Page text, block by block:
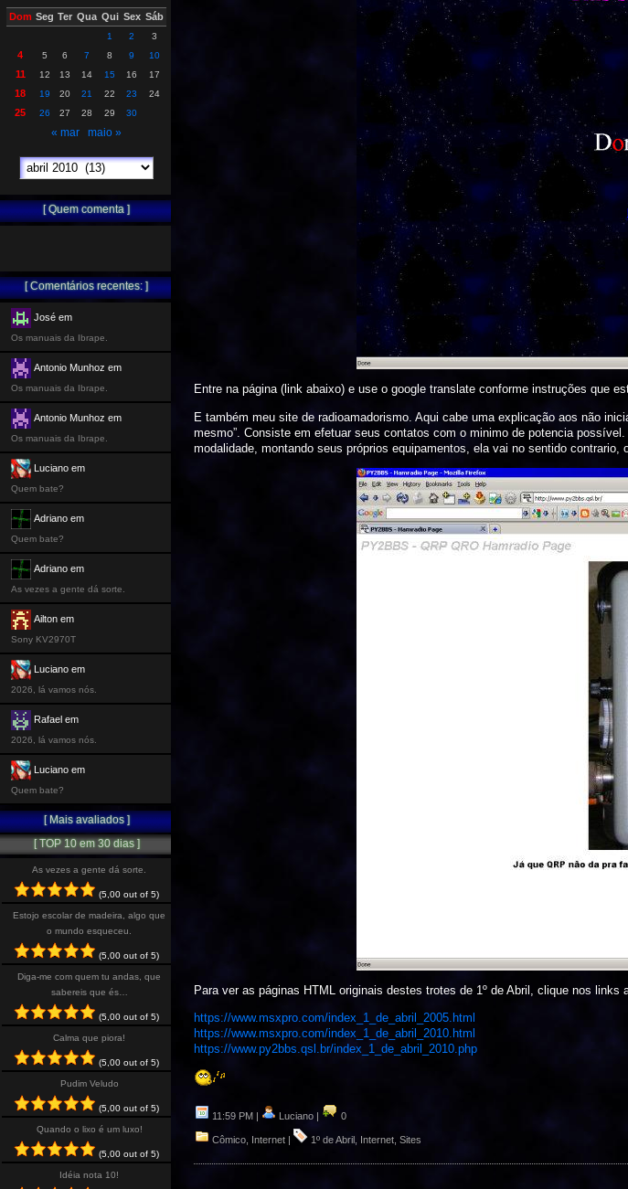
Entre na página (link abaixo) e use o google translate conforme instruções que
E também meu site de radioamadorismo. Aqui cabe uma explicação aos não
mesmo”. Consiste em efetuar seus contatos com o minimo de potencia
modalidade, montando seus próprios equipamentos, ela vai no sentido
Para ver as páginas HTML originais destes trotes de 1º de Abril, clique nos links
https://www.msxpro.com/index_1_de_abril_2005.html
https://www.msxpro.com/index_1_de_abril_2010.html
https://www.py2bbs.qsl.br/index_1_de_abril_2010.php
11:59 PM | Luciano | 0
Cômico Internet | 1º de Abril Internet ,Sites
Dom Seg Ter Qua Qui Sex Sáb
1 2 3
4 5 6 7 8 9 10
11 12 13 14 15 16 17
18 19 20 21 22 23 24
25 26 27 28 29 30
« mar maio »
[ Quem comenta ]
[ Comentários recentes: ]
José em
Os manuais da Ibrape.
Antonio Munhoz em
Os manuais da Ibrape.
Antonio Munhoz em
Os manuais da Ibrape.
Luciano em
Quem bate?
Adriano em
Quem bate?
Adriano em
As vezes a gente dá sorte.
Ailton em
Sony KV2970T
Luciano em
2026, lá vamos nós.
Rafael em
2026, lá vamos nós.
Luciano em
Quem bate?
[ Mais avaliados ]
[ TOP 10 em 30 dias ]
As vezes a gente dá sorte.
(5,00 out of 5)
Estojo escolar de madeira, algo que
o mundo esqueceu.
(5,00 out of 5)
Diga-me com quem tu andas, que
sabereis que és…
(5,00 out of 5)
Calma que piora!
(5,00 out of 5)
Pudim Veludo
(5,00 out of 5)
Quando o lixo é um luxo!
(5,00 out of 5)
Idéia nota 10!